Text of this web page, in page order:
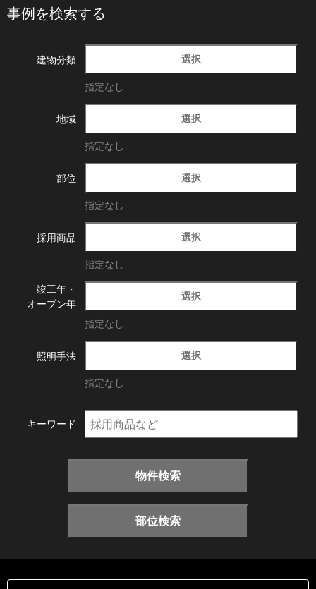
事例を検索する
建物分類 選択
指定なし
地域 選択
指定なし
部位 選択
指定なし
採用商品 選択
指定なし
竣工年・
オープン年
選択
指定なし
照明手法 選択
指定なし
キーワード
物件検索
部位検索